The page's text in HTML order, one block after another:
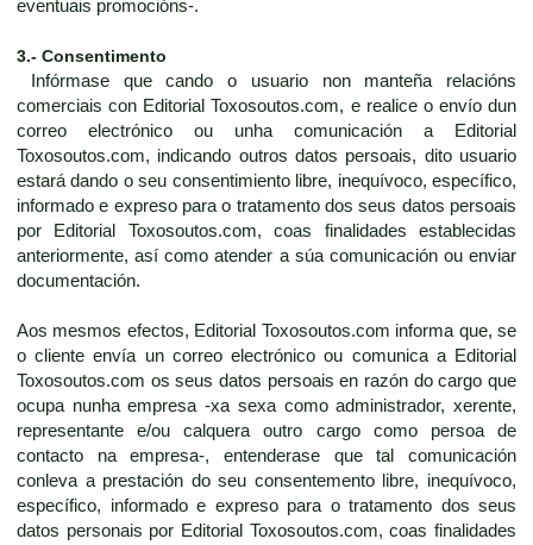
eventuais promocións-.
3.- Consentimento
Infórmase que cando o usuario non manteña relacións
comerciais con Editorial Toxosoutos.com, e realice o envío dun
correo electrónico ou unha comunicación a Editorial
Toxosoutos.com, indicando outros datos persoais, dito usuario
estará dando o seu consentimiento libre, inequívoco, específico,
informado e expreso para o tratamento dos seus datos persoais
por Editorial Toxosoutos.com, coas finalidades establecidas
anteriormente, así como atender a súa comunicación ou enviar
documentación.
Aos mesmos efectos, Editorial Toxosoutos.com informa que, se
o cliente envía un correo electrónico ou comunica a Editorial
Toxosoutos.com os seus datos persoais en razón do cargo que
ocupa nunha empresa -xa sexa como administrador, xerente,
representante e/ou calquera outro cargo como persoa de
contacto na empresa-, entenderase que tal comunicación
conleva a prestación do seu consentemento libre, inequívoco,
específico, informado e expreso para o tratamento dos seus
datos personais por Editorial Toxosoutos.com, coas finalidades